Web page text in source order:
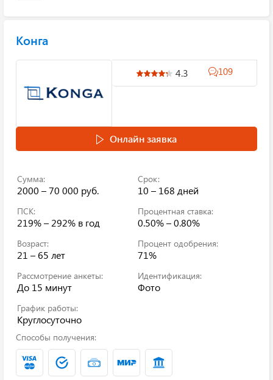
Конга
4.3 109
Онлайн заявка
Сумма:
2000 – 70 000 руб.
Срок:
10 – 168 дней
ПСК:
219% – 292% в год
Процентная ставка:
0.50% – 0.80%
Возраст:
21 – 65 лет
Процент одобрения:
71%
Рассмотрение анкеты:
До 15 минут
Идентификация:
Фото
График работы:
Круглосуточно
Способы получения: